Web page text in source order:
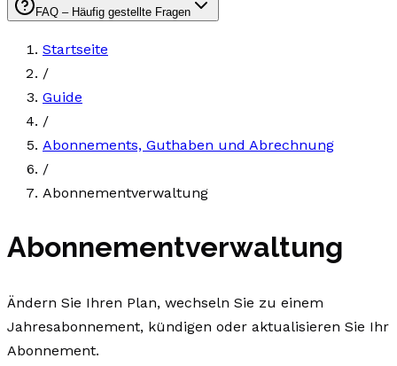
FAQ – Häufig gestellte Fragen
Startseite
/
Guide
/
Abonnements, Guthaben und Abrechnung
/
Abonnementverwaltung
Abonnementverwaltung
Ändern Sie Ihren Plan, wechseln Sie zu einem
Jahresabonnement, kündigen oder aktualisieren Sie Ihr
Abonnement.